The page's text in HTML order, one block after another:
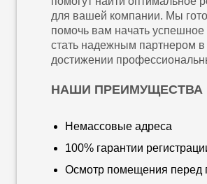
для вашей компании. Мы
помочь вам начать успешное
стать надежным партнером в
достижении
НАШИ ПРЕИМУЩЕСТВА
Немассовые адреса
100% гарантии
Осмотр помещения перед